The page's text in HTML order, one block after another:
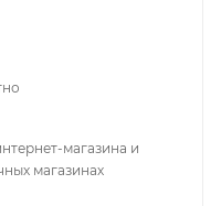
магазина и
магазинах